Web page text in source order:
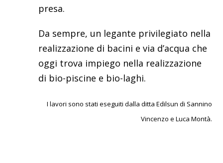
presa.
Da sempre, un legante privilegiato nella
realizzazione di bacini e via d’acqua che
oggi trova impiego nella realizzazione
di bio-piscine e bio-laghi.
I lavori sono stati eseguiti dalla ditta Edilsun di Sannino
Vincenzo e Luca Montà.